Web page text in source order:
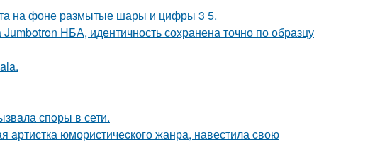
на фоне размытые шары и цифры 3 5.
НБА, идентичность сохранена точно по образцу
спoры в сети.
aртистка юмористичеcкого жанрa, навестила cвою